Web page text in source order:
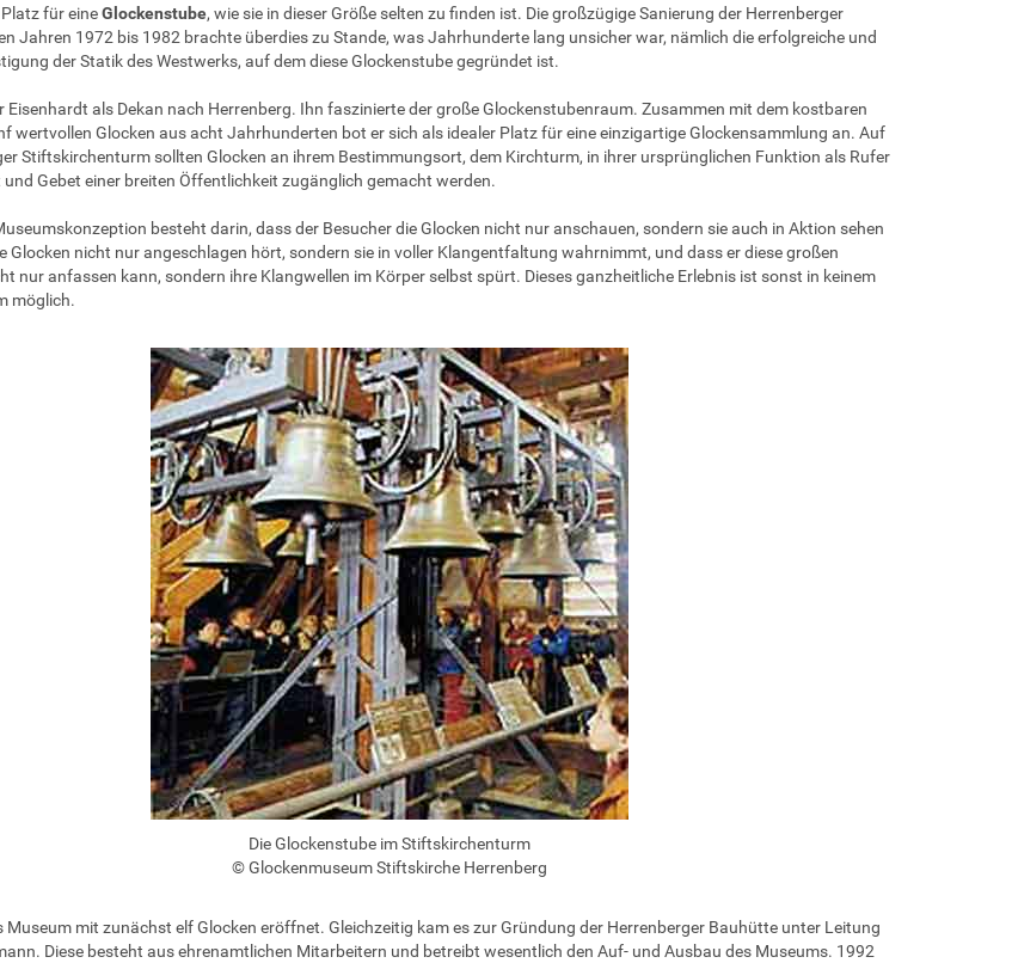
für eineGlockenstube, wie sie in dieser Größe selten zu finden ist. Die großzügige Sanierung der Herrenberger
Jahren 1972 bis 1982 brachte überdies zu Stande, was Jahrhunderte lang unsicher war, nämlich die erfolgreiche und
der Statik des Westwerks, auf dem diese Glockenstube gegründet ist.
Eisenhardt als Dekan nach Herrenberg. Ihn faszinierte der große Glockenstubenraum. Zusammen mit dem kostbaren
wertvollen Glocken aus acht Jahrhunderten bot er sich als idealer Platz für eine einzigartige Glockensammlung an. Auf
Stiftskirchenturm sollten Glocken an ihrem Bestimmungsort, dem Kirchturm, in ihrer ursprünglichen Funktion als Rufer
Gebet einer breiten Öffentlichkeit zugänglich gemacht werden.
besteht darin, dass der Besucher die Glocken nicht nur anschauen, sondern sie auch in Aktion sehen
Glocken nicht nur angeschlagen hört, sondern sie in voller Klangentfaltung wahrnimmt, und dass er diese großen
nur anfassen kann, sondern ihre Klangwellen im Körper selbst spürt. Dieses ganzheitliche Erlebnis ist sonst in keinem
möglich.
Die Glockenstube im Stiftskirchenturm
© Glockenmuseum Stiftskirche Herrenberg
Museum mit zunächst elf Glocken eröffnet. Gleichzeitig kam es zur Gründung der Herrenberger Bauhütte unter Leitung
Diese besteht aus ehrenamtlichen Mitarbeitern und betreibt wesentlich den Auf- und Ausbau des Museums. 1992